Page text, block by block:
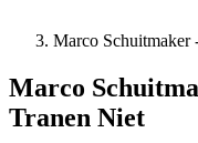
Marco Schuitmaker
Marco
Tranen Niet